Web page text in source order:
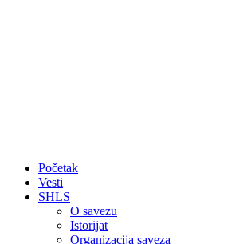
Početak
Vesti
SHLS
O savezu
Istorijat
Organizacija saveza